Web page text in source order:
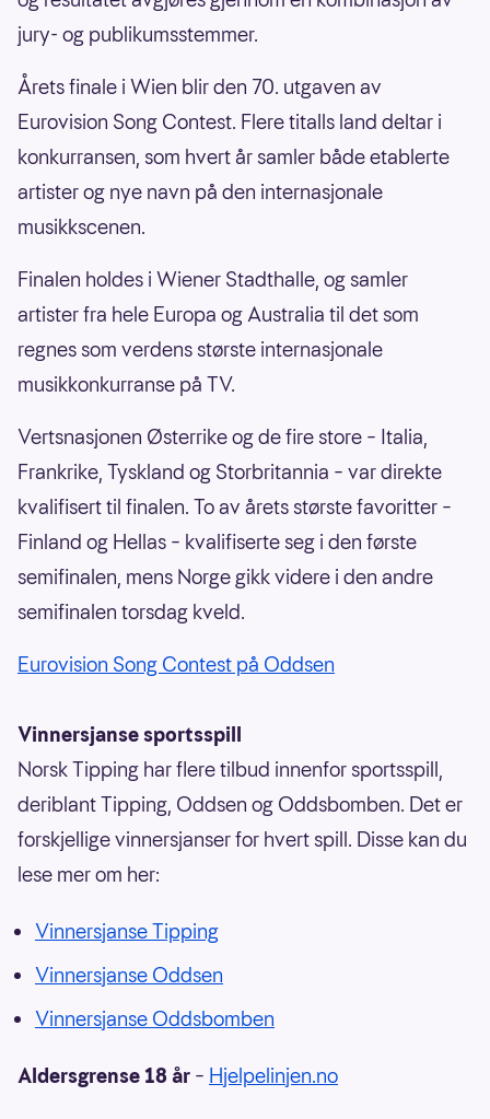
jury- og publikumsstemmer.
Årets finale i Wien blir den 70. utgaven av
Eurovision Song Contest. Flere titalls land deltar i
konkurransen, som hvert år samler både etablerte
artister og nye navn på den internasjonale
musikkscenen.
Finalen holdes i Wiener Stadthalle, og samler
artister fra hele Europa og Australia til det som
regnes som verdens største internasjonale
musikkonkurranse på TV.
Vertsnasjonen Østerrike og de fire store – Italia,
Frankrike, Tyskland og Storbritannia – var direkte
kvalifisert til finalen. To av årets største favoritter –
Finland og Hellas – kvalifiserte seg i den første
semifinalen, mens Norge gikk videre i den andre
semifinalen torsdag kveld.
Eurovision Song Contest på Oddsen
Vinnersjanse sportsspill
Norsk Tipping har flere tilbud innenfor sportsspill,
deriblant Tipping, Oddsen og Oddsbomben. Det er
forskjellige vinnersjanser for hvert spill. Disse kan du
lese mer om her:
Vinnersjanse Tipping
Vinnersjanse Oddsen
Vinnersjanse Oddsbomben
Aldersgrense 18 år – Hjelpelinjen.no